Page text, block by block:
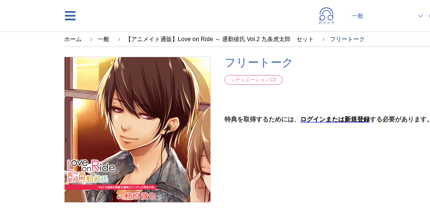
ホーム 一般 【アニメイト通販】Love on Ride ～ 通勤彼氏 Vol.2 九条虎太郎 セット フリートーク
フリートーク
シチュエーションCD
特典を取得するためには、 ログインまたは新規登録する必要があります。